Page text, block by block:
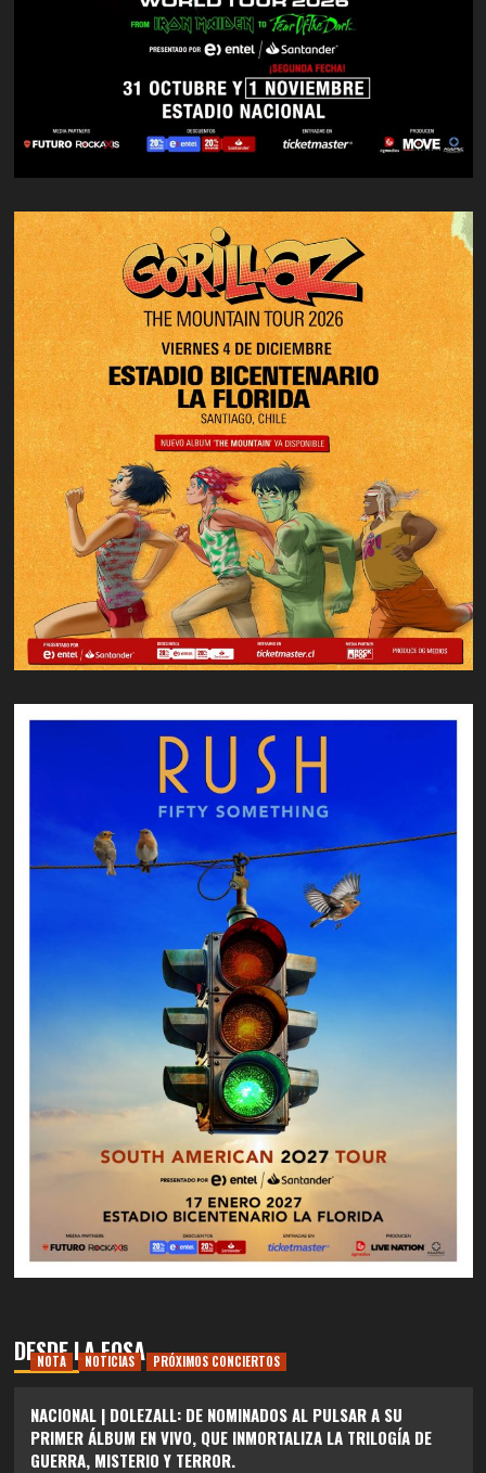
DESDE LA FOSA
NOTA NOTICIAS PRÓXIMOS CONCIERTOS
NACIONAL | DOLEZALL: DE NOMINADOS AL PULSAR A SU
PRIMER ÁLBUM EN VIVO, QUE INMORTALIZA LA TRILOGÍA DE
GUERRA, MISTERIO Y TERROR.